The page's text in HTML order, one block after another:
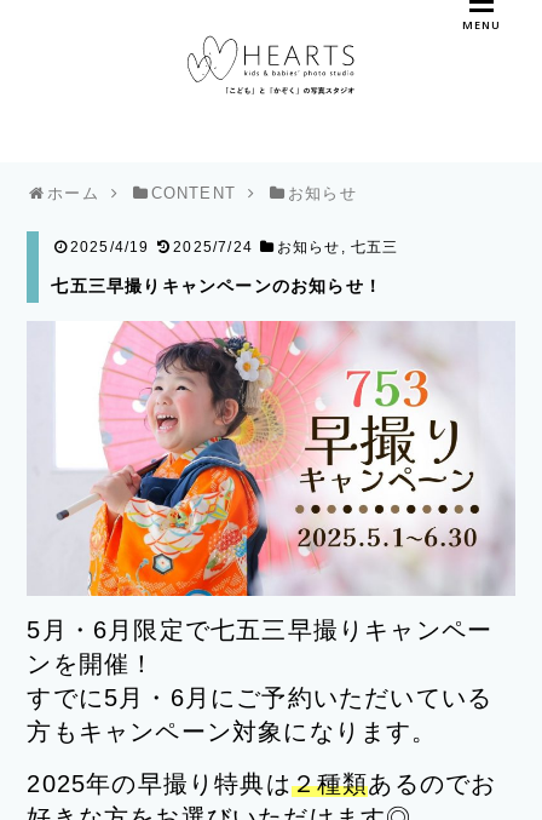
MENU
ホーム CONTENT お知らせ
2025/4/19 2025/7/24 お知らせ , 七五三
七五三早撮りキャンペーンのお知らせ！
5月・6月限定で七五三早撮りキャンペー
ンを開催！
すでに5月・6月にご予約いただいている
方もキャンペーン対象になります。
2025年の早撮り特典は２種類あるのでお